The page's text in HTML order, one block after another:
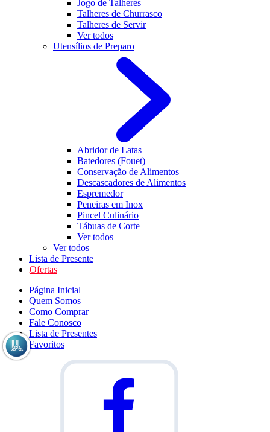
Jogo de Talheres
Talheres de Churrasco
Talheres de Servir
Ver todos
Utensílios de Preparo
Abridor de Latas
Batedores (Fouet)
Conservação de Alimentos
Descascadores de Alimentos
Espremedor
Peneiras em Inox
Pincel Culinário
Tábuas de Corte
Ver todos
Ver todos
Lista de Presente
Ofertas
Página Inicial
Quem Somos
Como Comprar
Fale Conosco
Lista de Presentes
Favoritos